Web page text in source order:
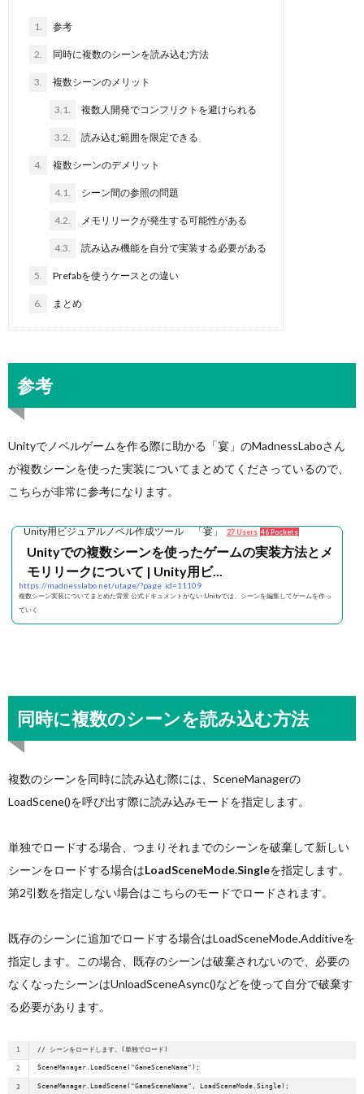
1. 参考
2. 同時に複数のシーンを読み込む方法
3. 複数シーンのメリット
3.1. 複数人開発でコンフリクトを避けられる
3.2. 読み込む範囲を限定できる
4. 複数シーンのデメリット
4.1. シーン間の参照の問題
4.2. メモリリークが発生する可能性がある
4.3. 読み込み機能を自分で実装する必要がある
5. Prefabを使うケースとの違い
6. まとめ
参考
Unityでノベルゲームを作る際に助かる「宴」のMadnessLaboさん
が複数シーンを使った実装についてまとめてくださっているので、
こちらが非常に参考になります。
Unity用ビジュアルノベル作成ツール 「宴」 27 Users 46 Pockets
Unityでの複数シーンを使ったゲームの実装方法とメ
モリリークについて | Unity用ビ...
https://madnesslabo.net/utage/?page_id=11109
複数シーン実装についてまとめた背景 公式ドキュメントがない Unityでは、シーンを編集してゲームを作っ
ていく
同時に複数のシーンを読み込む方法
複数のシーンを同時に読み込む際には、SceneManagerの
LoadScene()を呼び出す際に読み込みモードを指定します。
単独でロードする場合、つまりそれまでのシーンを破棄して新しい
シーンをロードする場合はLoadSceneMode.Singleを指定します。
第2引数を指定しない場合はこちらのモードでロードされます。
既存のシーンに追加でロードする場合はLoadSceneMode.Additiveを
指定します。この場合、既存のシーンは破棄されないので、必要の
なくなったシーンはUnloadSceneAsync()などを使って自分で破棄す
る必要があります。
// シーンをロードします。(単独でロード)
SceneManager.LoadScene("GameSceneName");
SceneManager.LoadScene("GameSceneName", LoadSceneMode.Single);